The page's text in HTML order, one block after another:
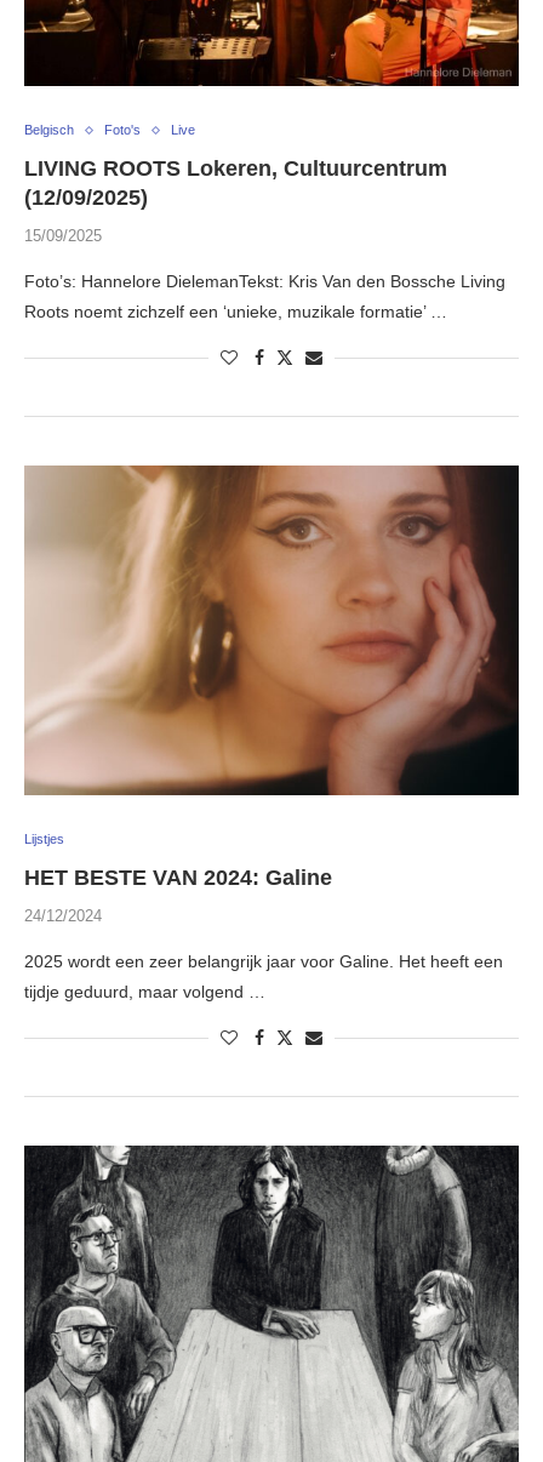
Belgisch Foto's Live
LIVING ROOTS Lokeren, Cultuurcentrum
(12/09/2025)
15/09/2025
Foto’s: Hannelore DielemanTekst: Kris Van den Bossche Living
Roots noemt zichzelf een ‘unieke, muzikale formatie’ …
Lijstjes
HET BESTE VAN 2024: Galine
24/12/2024
2025 wordt een zeer belangrijk jaar voor Galine. Het heeft een
tijdje geduurd, maar volgend …